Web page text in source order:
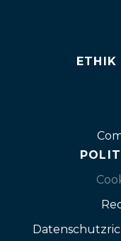
ETHIK